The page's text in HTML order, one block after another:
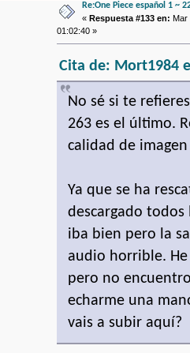
Re:One Piece español 1 ~
«Respuesta #133 en: Mar
01:02:40 »
Cita de: Mort1984
No sé si te
263 es el último.
calidad de
Ya que se ha
descargado todos
iba bien pero la
audio horrible.
pero no
echarme una
vais a subir aquí?